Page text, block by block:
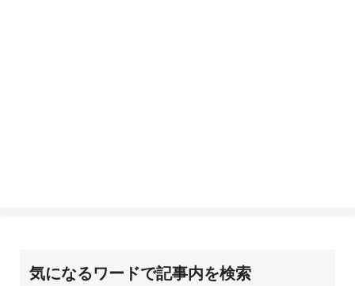
気になるワードで記事内を検索